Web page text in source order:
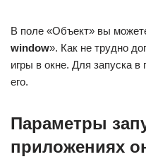
В поле «Объект» вы
window». Как не трудно
игры в окне. Для запуска
его.
Параметры
приложениях